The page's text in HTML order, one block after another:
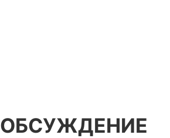
ОБСУЖДЕНИЕ